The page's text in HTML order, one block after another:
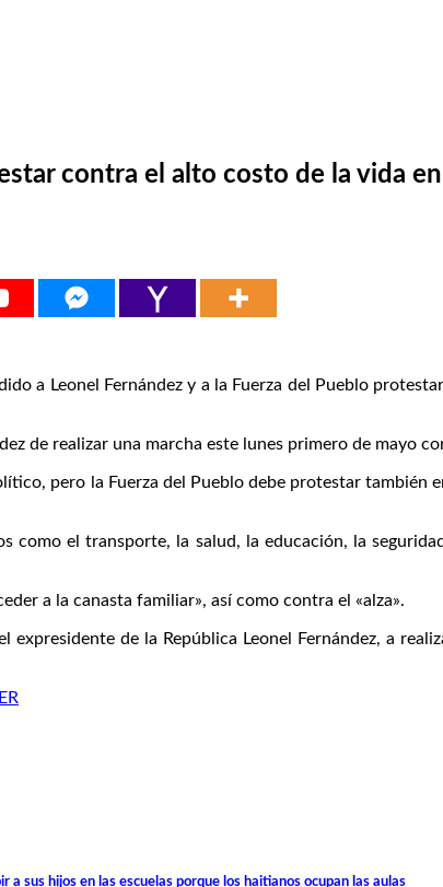
contra el alto costo de la vida
a Leonel Fernández y a la Fuerza del Pueblo
de realizar una marcha este lunes primero de mayo
pero la Fuerza del Pueblo debe protestar también
como el transporte, la salud, la educación, la
a la canasta familiar», así como contra el «alza».
expresidente de la República Leonel Fernández, a
a sus hijos en las escuelas porque los haitianos ocupan las aulas